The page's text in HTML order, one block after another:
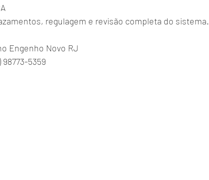
regulagem e revisão completa do sistema.
Engenho Novo RJ
5359